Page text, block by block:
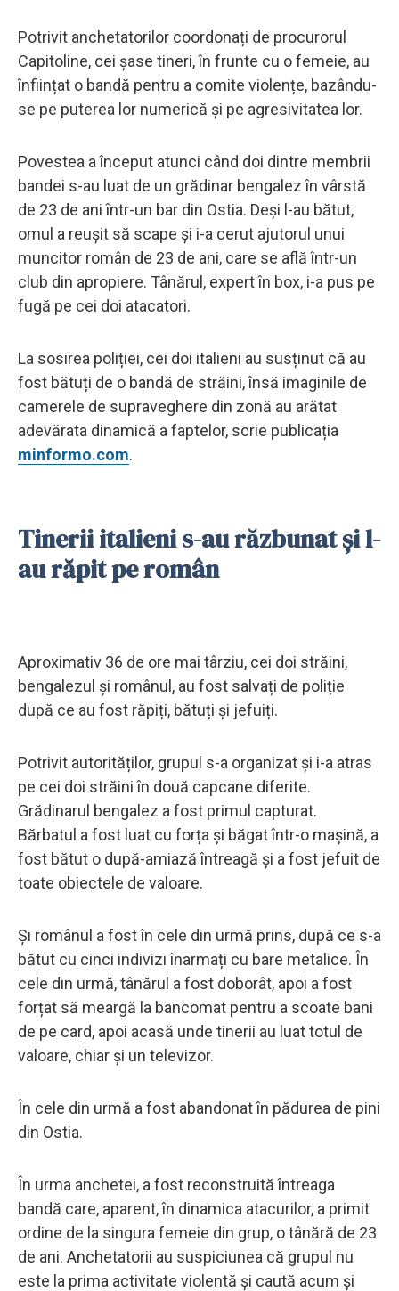
Potrivit anchetatorilor coordonați de procurorul
Capitoline, cei șase tineri, în frunte cu o femeie, au
înființat o bandă pentru a comite violențe, bazându-
se pe puterea lor numerică și pe agresivitatea lor.
Povestea a început atunci când doi dintre membrii
bandei s-au luat de un grădinar bengalez în vârstă
de 23 de ani într-un bar din Ostia. Deși l-au bătut,
omul a reușit să scape și i-a cerut ajutorul unui
muncitor român de 23 de ani, care se află într-un
club din apropiere. Tânărul, expert în box, i-a pus pe
fugă pe cei doi atacatori.
La sosirea poliției, cei doi italieni au susținut că au
fost bătuți de o bandă de străini, însă imaginile de
camerele de supraveghere din zonă au arătat
adevărata dinamică a faptelor, scrie publicația
minformo.com.
Tinerii italieni s-au răzbunat și l-
au răpit pe român
Aproximativ 36 de ore mai târziu, cei doi străini,
bengalezul și românul, au fost salvați de poliție
după ce au fost răpiți, bătuți și jefuiți.
Potrivit autorităților, grupul s-a organizat și i-a atras
pe cei doi străini în două capcane diferite.
Grădinarul bengalez a fost primul capturat.
Bărbatul a fost luat cu forța și băgat într-o mașină, a
fost bătut o după-amiază întreagă și a fost jefuit de
toate obiectele de valoare.
Și românul a fost în cele din urmă prins, după ce s-a
bătut cu cinci indivizi înarmați cu bare metalice. În
cele din urmă, tânărul a fost doborât, apoi a fost
forțat să meargă la bancomat pentru a scoate bani
de pe card, apoi acasă unde tinerii au luat totul de
valoare, chiar și un televizor.
În cele din urmă a fost abandonat în pădurea de pini
din Ostia.
În urma anchetei, a fost reconstruită întreaga
bandă care, aparent, în dinamica atacurilor, a primit
ordine de la singura femeie din grup, o tânără de 23
de ani. Anchetatorii au suspiciunea că grupul nu
este la prima activitate violentă și caută acum și